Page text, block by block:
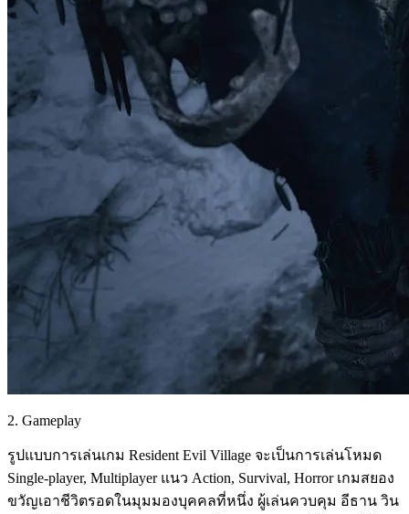
2. Gameplay
รูปแบบการเล่นเกม Resident Evil Village จะเป็นการเล่นโหมด
Single-player, Multiplayer แนว Action, Survival, Horror เกมสยอง
ขวัญเอาชีวิตรอดในมุมมองบุคคลที่หนึ่ง ผู้เล่นควบคุม อีธาน วิน